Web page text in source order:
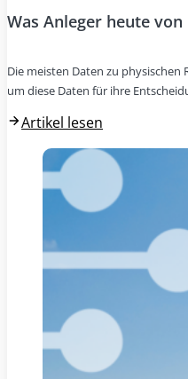
Was Anleger heute
Die meisten Daten zu
um diese Daten für ihre
Artikel lesen